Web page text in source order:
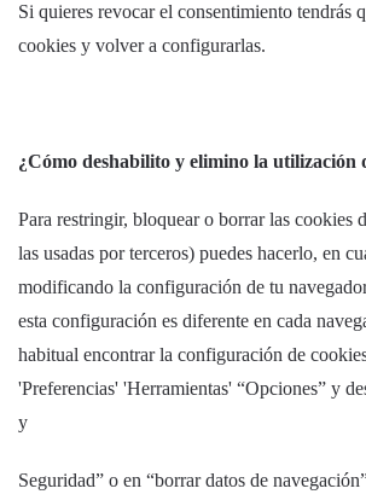
Si quieres revocar el consentimiento tendrás
cookies y volver a configurarlas.
¿Cómo deshabilito y elimino la utilización
Para restringir, bloquear o borrar las cookies
las usadas por terceros) puedes hacerlo, en
modificando la configuración de tu
esta configuración es diferente en cada
habitual encontrar la configuración de
'Preferencias' 'Herramientas' “Opciones” y
y
Seguridad” o en “borrar datos de